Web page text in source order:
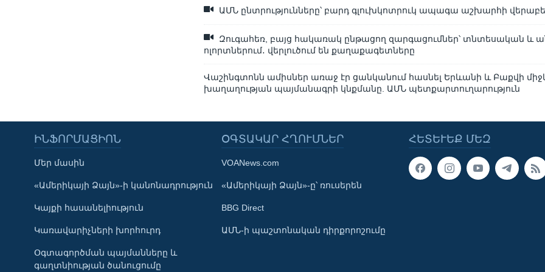
Learning English
ՀԵՏԵՒԵՔ ՄԵԶ
ԱՄՆ ընտրությունները՝ բարդ գլուխկոտրուկ ապագա աշխարհի
Զուգահեռ, բայց հակառակ ընթացող զարգացումներ՝ տնտեսական և
ոլորտներում․ վերլուծում են քաղաքագետները
Վաշինգտոնն ամիսներ առաջ էր ցանկանում հասնել Երևանի և Բաքվի
խաղաղության պայմանագրի կնքմանը. ԱՄՆ պետքարտուղարություն
ՀԵՏԵՒԵՔ ՄԵԶ
ԻՆՖՈՐՄԱՑԻՈՆ
Մեր մասին
«Ամերիկայի Ձայն»-ի կանոնադրություն
Կայքի հասանելիություն
Կառավարիչների խորհուրդ
Օգտագործման պայմանները և
գաղտնիության ծանուցումը
ՕԳՏԱԿԱՐ ՀՂՈՒՄՆԵՐ
VOANews.com
«Ամերիկայի Ձայն»-ը՝ ռուսերեն
BBG Direct
ԱՄՆ-ի պաշտոնական դիրքորոշումը